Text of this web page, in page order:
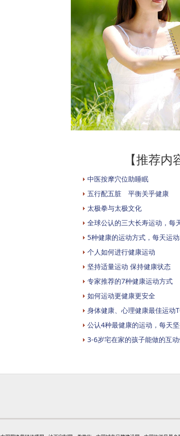
【推荐内
中医按摩穴位助睡眠
五行配五脏 平衡关乎健康
太极拳与太极文化
全球公认的三大长寿运动，每
5种健康的运动方式，每天运
个人如何进行健康运动
坚持适量运动 保持健康状态
专家推荐的7种健康运动方式
如何运动更健康更安全
身体健康、心理健康最佳运动
公认4种最健康的运动，每天
3-6岁宅在家的孩子能做的互